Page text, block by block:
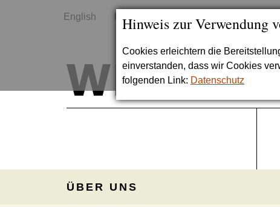
Hinweis zur Verwendung
Cookies erleichtern die
einverstanden, dass wir Cookies
folgenden Link: Datenschutz
English
ÜBER UNS